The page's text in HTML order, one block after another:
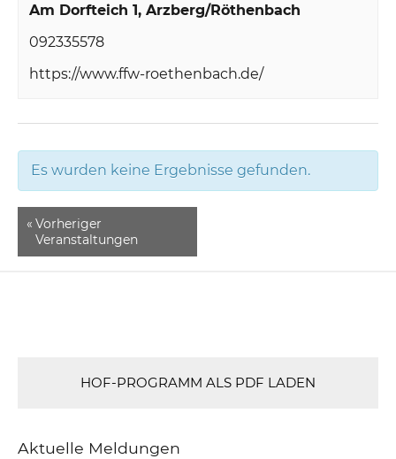
Am Dorfteich 1 Arzberg/Röthenbach
092335578
https://www.ffw-roethenbach.de/
Es wurden keine Ergebnisse gefunden.
« Vorheriger
Veranstaltungen
HOF-PROGRAMM ALS PDF LADEN
Aktuelle Meldungen